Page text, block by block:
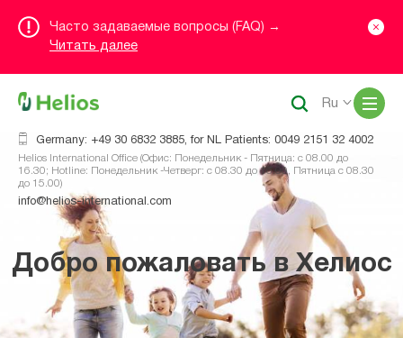
Часто задаваемые вопросы (FAQ) →
Читать далее
Germany: +49 30 6832 3885, for NL Patients: 0049 2151 32 4002
Helios International Office (Офис: Понедельник - Пятница: с 08.00 до
16.30; Hotline: Понедельник -Четверг: с 08.30 до 16.00, Пятница с 08.30
до 15.00)
info@helios-international.com
Ru
Добро пожаловать в Хелиос